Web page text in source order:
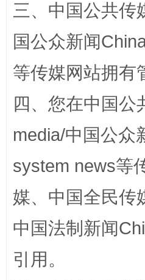
国家大学科技园优化重
三、中国公共传
国公众新闻
等传媒网站拥有
四、您在中国公
media/中国公众
system news等
媒、中国全民传
中国法制新闻
引用。